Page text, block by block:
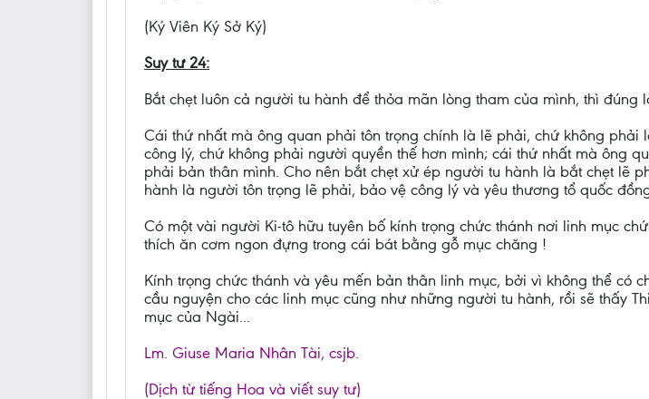
(Ký Viên Ký Sở Ký)
Suy tư 24:
Bắt chẹt luôn cả người tu hành để thỏa mãn lòng tham của mình, thì đúng
Cái thứ nhất mà ông quan phải tôn trọng chính là lẽ phải, chứ không
công lý, chứ không phải người quyền thế hơn mình; cái thứ nhất mà ông
phải bản thân mình. Cho nên bắt chẹt xử ép người tu hành là bắt chẹt lẽ
hành là người tôn trọng lẽ phải, bảo vệ công lý và yêu thương tổ quốc
Có một vài người Ki-tô hữu tuyên bố kính trọng chức thánh nơi linh mục
thích ăn cơm ngon đựng trong cái bát bằng gỗ mục chăng !
Kính trọng chức thánh và yêu mến bản thân linh mục, bởi vì không thể có
cầu nguyện cho các linh mục cũng như những người tu hành, rồi sẽ thấy
mục của Ngài...
Lm. Giuse Maria Nhân Tài, csjb.
(Dịch từ tiếng Hoa và viết suy tư)